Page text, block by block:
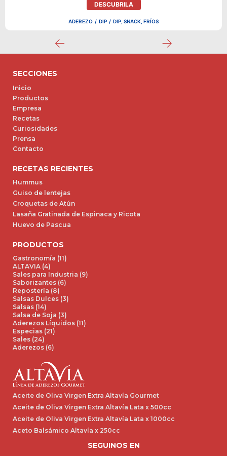
DESCUBRILA
ADEREZO / DIP / DIP, SNACK, FRÍOS
SECCIONES
Inicio
Productos
Empresa
Recetas
Curiosidades
Prensa
Contacto
RECETAS RECIENTES
Hummus
Guiso de lentejas
Croquetas de Atún
Lasaña Gratinada de Espinaca y Ricota
Huevo de Pascua
PRODUCTOS
Gastronomía (11)
ALTAVIA (4)
Sales para Industria (9)
Saborizantes (6)
Repostería (8)
Salsas Dulces (3)
Salsas (14)
Salsa de Soja (3)
Aderezos Líquidos (11)
Especias (21)
Sales (24)
Aderezos (6)
Aceite de Oliva Virgen Extra Altavía Gourmet
Aceite de Oliva Virgen Extra Altavía Lata x 500cc
Aceite de Oliva Virgen Extra Altavía Lata x 1000cc
Aceto Balsámico Altavía x 250cc
SEGUINOS EN